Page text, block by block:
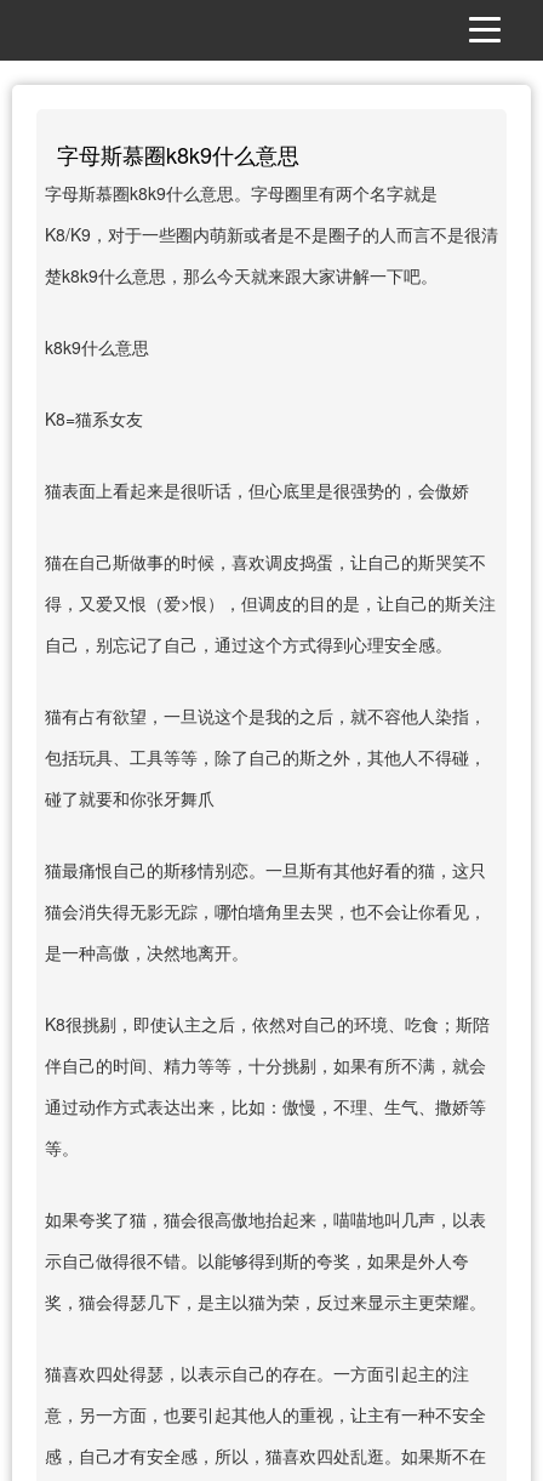
字母斯慕圈k8k9什么意思
字母斯慕圈k8k9什么意思。字母圈里有两个名字就是
K8/K9，对于一些圈内萌新或者是不是圈子的人而言不是很清
楚k8k9什么意思，那么今天就来跟大家讲解一下吧。
k8k9什么意思
K8=猫系女友
猫表面上看起来是很听话，但心底里是很强势的，会傲娇
猫在自己斯做事的时候，喜欢调皮捣蛋，让自己的斯哭笑不
得，又爱又恨（爱>恨），但调皮的目的是，让自己的斯关注
自己，别忘记了自己，通过这个方式得到心理安全感。
猫有占有欲望，一旦说这个是我的之后，就不容他人染指，
包括玩具、工具等等，除了自己的斯之外，其他人不得碰，
碰了就要和你张牙舞爪
猫最痛恨自己的斯移情别恋。一旦斯有其他好看的猫，这只
猫会消失得无影无踪，哪怕墙角里去哭，也不会让你看见，
是一种高傲，决然地离开。
K8很挑剔，即使认主之后，依然对自己的环境、吃食；斯陪
伴自己的时间、精力等等，十分挑剔，如果有所不满，就会
通过动作方式表达出来，比如：傲慢，不理、生气、撒娇等
等。
如果夸奖了猫，猫会很高傲地抬起来，喵喵地叫几声，以表
示自己做得很不错。以能够得到斯的夸奖，如果是外人夸
奖，猫会得瑟几下，是主以猫为荣，反过来显示主更荣耀。
猫喜欢四处得瑟，以表示自己的存在。一方面引起主的注
意，另一方面，也要引起其他人的重视，让主有一种不安全
感，自己才有安全感，所以，猫喜欢四处乱逛。如果斯不在